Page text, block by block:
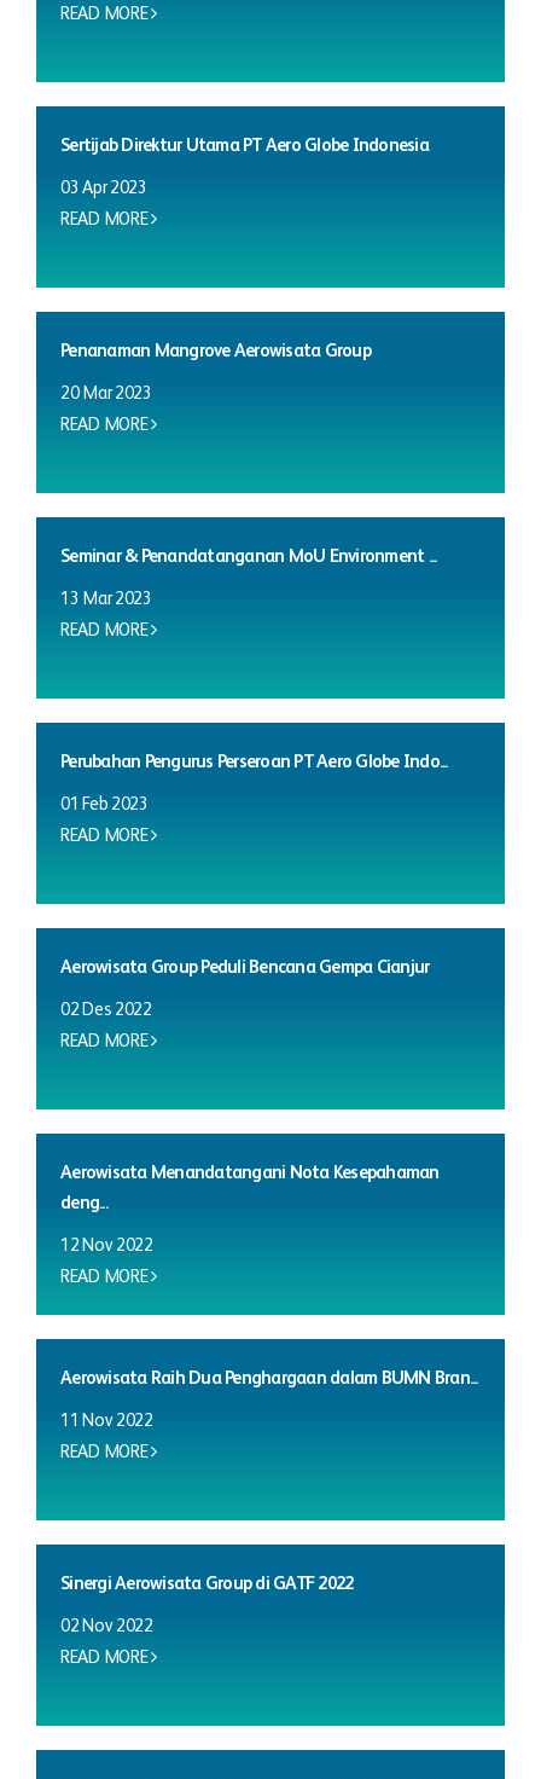
READ MORE
Sertijab Direktur Utama PT Aero Globe Indonesia
03 Apr 2023
READ MORE
Penanaman Mangrove Aerowisata Group
20 Mar 2023
READ MORE
Seminar & Penandatanganan MoU Environment ...
13 Mar 2023
READ MORE
Perubahan Pengurus Perseroan PT Aero Globe Indo...
01 Feb 2023
READ MORE
Aerowisata Group Peduli Bencana Gempa Cianjur
02 Des 2022
READ MORE
Aerowisata Menandatangani Nota Kesepahaman
deng...
12 Nov 2022
READ MORE
Aerowisata Raih Dua Penghargaan dalam BUMN Bran...
11 Nov 2022
READ MORE
Sinergi Aerowisata Group di GATF 2022
02 Nov 2022
READ MORE